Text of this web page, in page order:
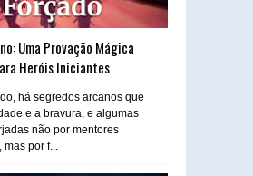
Uma Provação Mágica
Heróis Iniciantes
há segredos arcanos que
e a bravura, e algumas
não por mentores
por f...